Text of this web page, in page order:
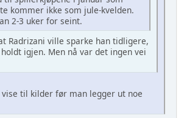
kommer ikke som jule-kvelden.
2-3 uker for seint.
Radrizani ville sparke han tidligere,
igjen. Men nå var det ingen vei
til kilder før man legger ut noe